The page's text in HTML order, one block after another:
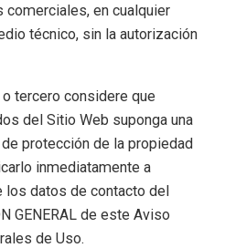
comerciales, en cualquier
técnico, sin la autorización
tercero considere que
del Sitio Web suponga una
protección de la propiedad
inmediatamente a
los datos de contacto del
GENERAL de este Aviso
de Uso.